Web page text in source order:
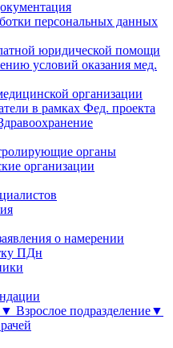
персональных данных
юридической помощи
условий оказания мед.
организации
в рамках Фед. проекта
органы
организации
о намерении
ПДн
Взрослое подразделение▼